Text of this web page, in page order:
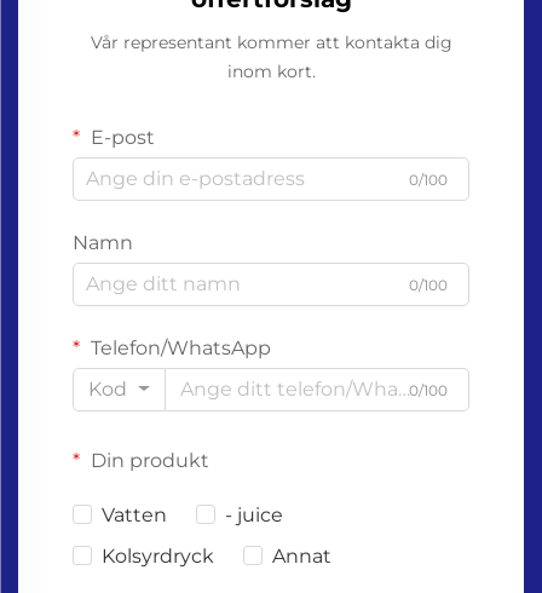
Vår representant kommer att kontakta dig
inom kort.
E-post
0/100
Namn
0/100
Telefon/WhatsApp
Kod
0/100
Din produkt
Vatten
- juice
Kolsyrdryck
Annat